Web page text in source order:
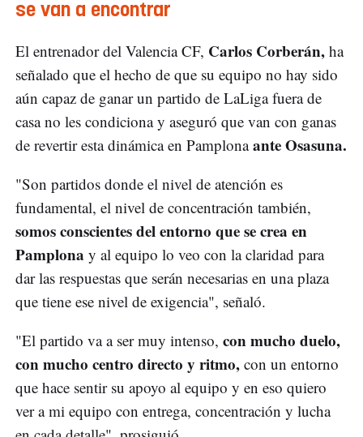
se van a encontrar
El entrenador del Valencia CF, Carlos Corberán, ha
señalado que el hecho de que su equipo no hay sido
aún capaz de ganar un partido de LaLiga fuera de
casa no les condiciona y aseguró que van con ganas
de revertir esta dinámica en Pamplonaante Osasuna.
"Son partidos donde el nivel de atención es
fundamental, el nivel de concentración también,
somos conscientes del entorno que se crea en
Pamplona y al equipo lo veo con la claridad para
dar las respuestas que serán necesarias en una plaza
que tiene ese nivel de exigencia", señaló.
"El partido va a ser muy intenso, con mucho duelo,
con mucho centro directo y ritmo, con un entorno
que hace sentir su apoyo al equipo y en eso quiero
ver a mi equipo con entrega, concentración y lucha